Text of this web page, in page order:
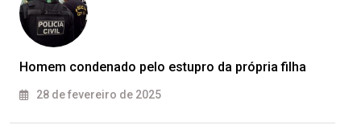
Homem condenado pelo estupro da própria filha
28 de fevereiro de 2025